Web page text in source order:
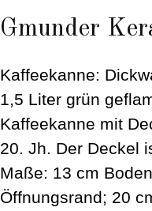
Gmunder
Kaffeekanne:
1,5 Liter grün
Kaffeekanne mit
20. Jh. Der Deckel
Maße: 13 cm
Öffnungsrand; 20